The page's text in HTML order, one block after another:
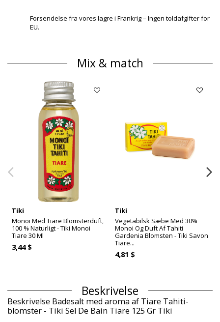
Forsendelse fra vores lagre i Frankrig – Ingen toldafgifter for
EU.
Mix & match
Tiki
Monoï Med Tiare Blomsterduft,
100 % Naturligt - Tiki Monoi
Tiare 30 Ml
3,44 $
Tiki
Vegetabilsk Sæbe Med 30%
Monoi Og Duft Af Tahiti
Gardenia Blomsten - Tiki Savon
Tiare...
4,81 $
Beskrivelse
Beskrivelse Badesalt med aroma af Tiare Tahiti-
blomster - Tiki Sel De Bain Tiare 125 Gr Tiki